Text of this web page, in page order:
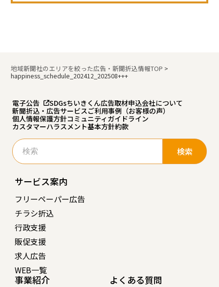
地域新聞社のエリアを絞った広告・新聞折込情報TOP >
happiness_schedule_202412_202508+++
電子公告 SDGsちいきくん広告取材申込会社について
新聞折込・広告サービスご利用事例（お客様の声）
個人情報保護方針コミュニティガイドライン
カスタマーハラスメント基本方針約款
検
索:
サービス案内
フリーペーパー広告
チラシ折込
行政支援
販促支援
求人広告
WEB一覧
事業紹介
よくある質問